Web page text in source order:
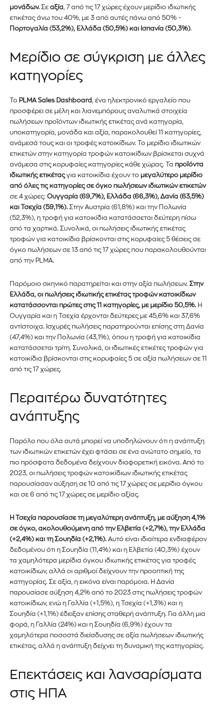
Εγγραφείτε στο Newsletter του
PetshopMarket.gr και
ενημερωθείτε πρώτοι για τα νέα
αγοράς.
Για να εγγραφείτε, απλώς εισάγετε τη διεύθυνση email σας
στον ιστότοπό μας ή κάντε κλικ στο κουμπί εγγραφής
παρακάτω. Μην ανησυχείτε, σεβόμαστε την ιδιωτικότητά σας
πληροφορίες σας είναι ασφαλείς μαζί μας.
ΕΓΓΡΑΦΉ!
Διάβασα και αποδέχομαι τηνΠολιτική Απορρήτου
μονάδων. Σε αξία, 7 από τις 17 χώρες έχουν μερίδιο ιδιωτικής
ετικέτας άνω του 40%, με 3 από αυτές πάνω από 50% –
Πορτογαλία (53,2%), Ελλάδα (50,5%) και Ισπανία (50,3%).
Μερίδιο σε σύγκριση με άλλες
κατηγορίες
Το PLMA Sales Dashboard , ένα ηλεκτρονικό εργαλείο που
προσφέρει σε μέλη και λιανεμπόρους αναλυτικά στοιχεία
πωλήσεων προϊόντων ιδιωτικής ετικέτας ανά κατηγορία,
υποκατηγορία, μονάδα και αξία, παρακολουθεί 11 κατηγορίες,
ανάμεσά τους και οι τροφές κατοικίδιων. Το μερίδιο ιδιωτικών
ετικετών στην κατηγορία τροφών κατοικίδιων βρίσκεται συχνά
ανάμεσα στις κορυφαίες κατηγορίες κάθε χώρας. Τα προϊόντα
ιδιωτικής ετικέταςγια κατοικίδια έχουν το μεγαλύτερο μερίδιο
από όλες τις κατηγορίες σε όγκο πωλήσεων ιδιωτικών ετικετών
σε 4 χώρες: Ουγγαρία (69,7%), Ελλάδα (66,3%), Δανία (63,5%)
και Τσεχία (59,1%). Στην Αυστρία (61,8%) και την Πολωνία
(52,3%), η τροφή για κατοικίδια κατατάσσεται δεύτερη πίσω
από τα χαρτικά. Συνολικά, οι πωλήσεις ιδιωτικής ετικέτας
τροφών για κατοικίδια βρίσκονται στις κορυφαίες 5 θέσεις σε
όγκο πωλήσεων σε 13 από τις 17 χώρες που παρακολουθούνται
από την PLMA.
Παρόμοιο σκηνικό παρατηρείται και στην αξία πωλήσεων. Στην
Ελλάδα, οι πωλήσεις ιδιωτικής ετικέτας τροφών κατοικίδιων
κατατάσσονται πρώτες στις 11 κατηγορίες, με μερίδιο 50,5%. Η
Ουγγαρία και η Τσεχία έρχονται δεύτερες με 45,6% και 37,6%
αντίστοιχα. Ισχυρές πωλήσεις παρατηρούνται επίσης στη Δανία
(47,4%) και την Πολωνία (43,1%), όπου η τροφή για κατοικίδια
κατατάσσεται τρίτη. Συνολικά, οι ιδιωτικές ετικέτες τροφών για
κατοικίδια βρίσκονται στις κορυφαίες 5 σε αξία πωλήσεων σε 11
από τις 17 χώρες.
Περαιτέρω δυνατότητες
ανάπτυξης
Παρόλο που όλα αυτά μπορεί να υποδηλώνουν ότι η ανάπτυξη
των ιδιωτικών ετικετών έχει φτάσει σε ένα ανώτατο σημείο, τα
πιο πρόσφατα δεδομένα δείχνουν διαφορετική εικόνα. Από το
2023, οι πωλήσεις τροφών κατοικίδιων ιδιωτικής ετικέτας
παρουσίασαν αύξηση σε 10 από τις 17 χώρες σε μερίδιο όγκου
και σε 6 από τις 17 χώρες σε μερίδιο αξίας.
Η Τσεχία παρουσίασε τη μεγαλύτερη ανάπτυξη, με αύξηση 4,1%
σε όγκο, ακολουθούμενη από την Ελβετία (+2,7%), την Ελλάδα
(+2,4%) και τη Σουηδία (+2,1%). Αυτό είναι ιδιαίτερα ενδιαφέρον
δεδομένου ότι η Σουηδία (11,4%) και η Ελβετία (40,3%) έχουν
τα χαμηλότερα μερίδια όγκου ιδιωτικής ετικέτας για τροφές
κατοικίδιων, αλλά οι αριθμοί δείχνουν την προοπτική της
κατηγορίας. Σε αξία, η εικόνα είναι παρόμοια. Η Δανία
παρουσίασε αύξηση 4,2% από το 2023 στις πωλήσεις τροφών
κατοικίδιων, ενώ η Γαλλία (+1,5%), η Τσεχία (+1,3%) και η
Σουηδία (+1,1%) έδειξαν επίσης σταθερή ανάπτυξη. Για άλλη μια
φορά, η Γαλλία (24%) και η Σουηδία (6,9%) έχουν τα
χαμηλότερα ποσοστά διείσδυσης σε αξία πωλήσεων ιδιωτικής
ετικέτας, αλλά η ανάπτυξη δείχνει τη δυναμική της κατηγορίας.
Επεκτάσεις και λανσαρίσματα
στις ΗΠΑ